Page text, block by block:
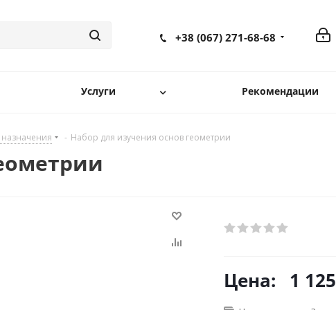
+38 (067) 271-68-68
Услуги Рекомендации
- Набор для изучения основ геометрии
Цена: 1 125